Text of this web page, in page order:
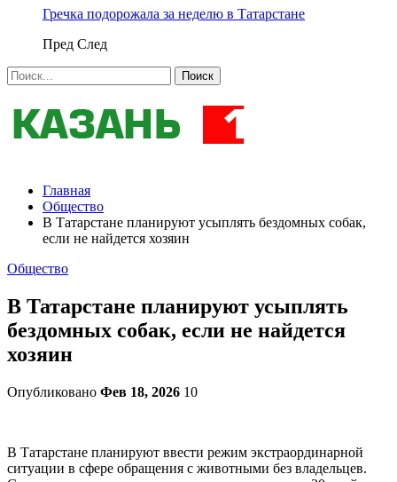
Гречка подорожала за неделю в Татарстане
Пред След
Главная
Общество
В Татарстане планируют усыплять бездомных собак,
если не найдется хозяин
Общество
В Татарстане планируют усыплять
бездомных собак, если не найдется
хозяин
Опубликовано Фев 18, 2026 10
В Татарстане планируют ввести режим экстраординарной
ситуации в сфере обращения с животными без владельцев.